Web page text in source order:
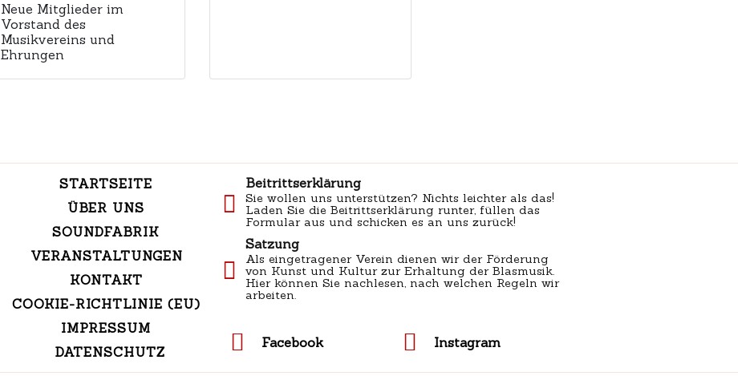
Neue Mitglieder im
Vorstand des
Musikvereins und
Ehrungen
STARTSEITE
ÜBER UNS
SOUNDFABRIK
VERANSTALTUNGEN
KONTAKT
COOKIE-RICHTLINIE (EU)
IMPRESSUM
DATENSCHUTZ
Beitrittserklärung
Sie wollen uns unterstützen? Nichts leichter als das!
Laden Sie die Beitrittserklärung runter, füllen das
Formular aus und schicken es an uns zurück!
Satzung
Als eingetragener Verein dienen wir der Förderung
von Kunst und Kultur zur Erhaltung der Blasmusik.
Hier können Sie nachlesen, nach welchen Regeln wir
arbeiten.
Facebook Instagram